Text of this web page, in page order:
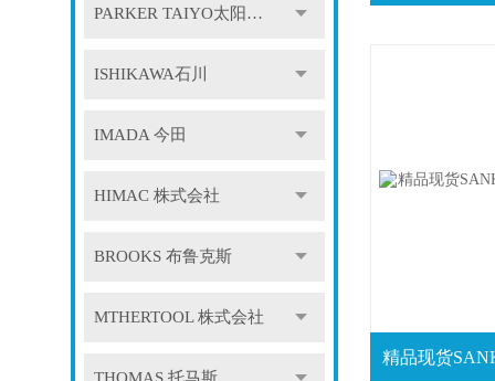
PARKER TAIYO太阳铁工
ISHIKAWA石川
IMADA 今田
HIMAC 株式会社
BROOKS 布鲁克斯
MTHERTOOL 株式会社